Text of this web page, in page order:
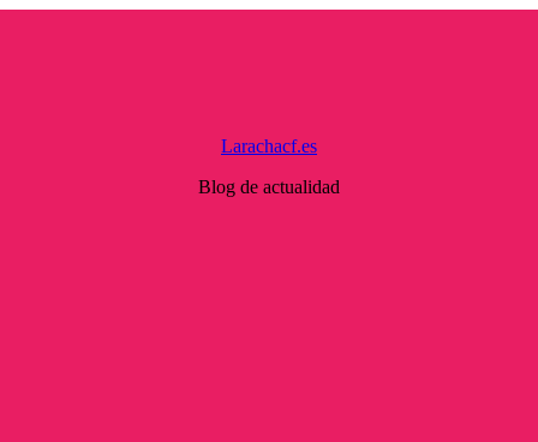
Larachacf.es
Blog de actualidad